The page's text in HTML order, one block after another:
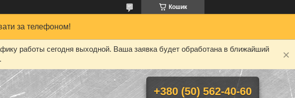
Кошик
за телефоном!
работы сегодня выходной. Ваша заявка будет обработана в ближайший
+380 (50) 562-40-60